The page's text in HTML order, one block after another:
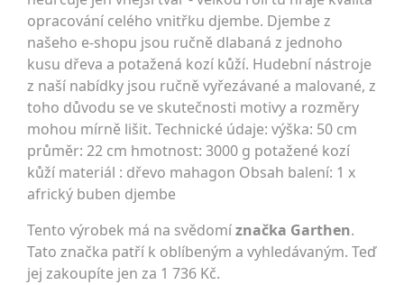
opracování celého vnitřku djembe. Djembe z
našeho e-shopu jsou ručně dlabaná z jednoho
kusu dřeva a potažená kozí kůží. Hudební nástroje
z naší nabídky jsou ručně vyřezávané a malované, z
toho důvodu se ve skutečnosti motivy a rozměry
mohou mírně lišit. Technické údaje: výška: 50 cm
průměr: 22 cm hmotnost: 3000 g potažené kozí
kůží materiál : dřevo mahagon Obsah balení: 1 x
africký buben djembe
Tento výrobek má na svědomíznačka Garthen.
Tato značka patří k oblíbeným a vyhledávaným. Teď
jej zakoupíte jen za 1 736 Kč.